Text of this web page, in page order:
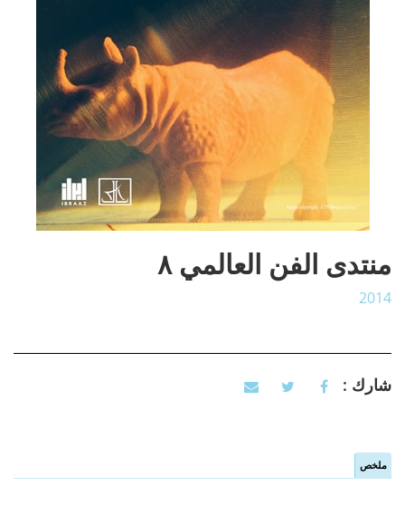
منتدى الفن العالمي ٨
2014
شارك :
Vertical Tabs
ملخص
(active